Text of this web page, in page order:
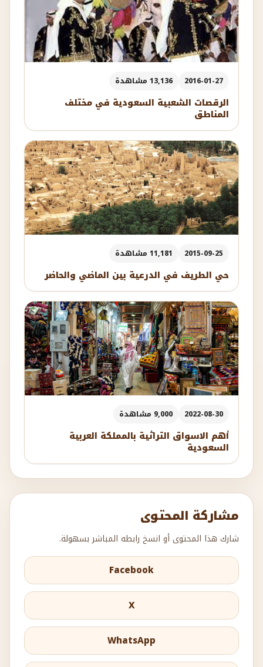
2016-01-27 13,136 مشاهدة
الرقصات الشعبية السعودية في مختلف
المناطق
2015-09-25 11,181 مشاهدة
حي الطريف في الدرعية بين الماضي والحاضر
2022-08-30 9,000 مشاهدة
أهم الاسواق التراثية بالمملكة العربية
السعودية
مشاركة المحتوى
شارك هذا المحتوى أو انسخ رابطه المباشر بسهولة.
Facebook
X
WhatsApp